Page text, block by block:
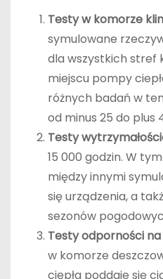
Testy w komorze
symulowane
dla wszystkich stref
miejscu pompy
różnych badań w
od minus 25 do plus
Testy
15 000 godzin. W
między innymi
się urządzenia, a
sezonów
Testy odporności
w komorze
ciepła poddaje się